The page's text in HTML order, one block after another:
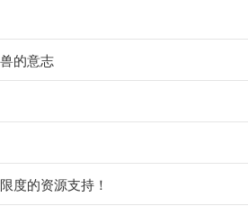
的意志
度的资源支持！